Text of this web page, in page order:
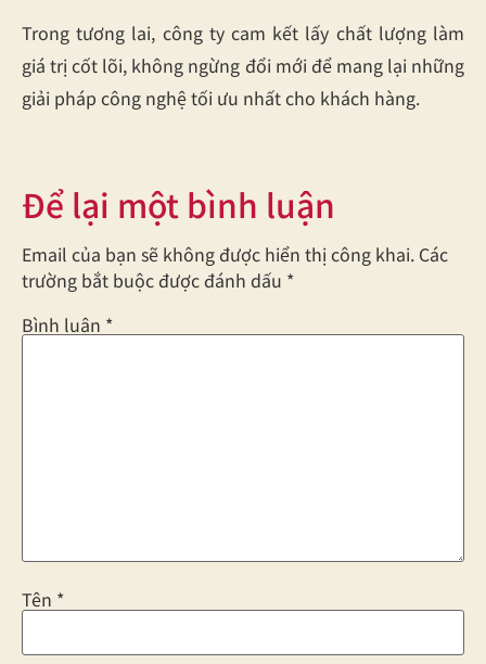
Trong tương lai, công ty cam kết lấy chất lượng làm
giá trị cốt lõi, không ngừng đổi mới để mang lại những
giải pháp công nghệ tối ưu nhất cho khách hàng.
Để lại một bình luận
Email của bạn sẽ không được hiển thị công khai. Các
trường bắt buộc được đánh dấu *
Bình luận *
Tên *